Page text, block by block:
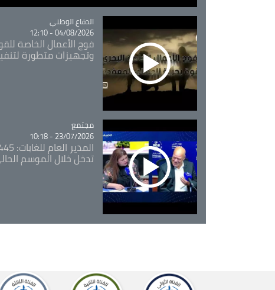
Catégorie
الدفاع الوطني
04/08/2026 - 12:10
فوج الأعمال الخاصة
وتجهيزات متطورة
Catégorie
مجتمع
23/07/2026 - 10:18
تدخل خلال الموسم